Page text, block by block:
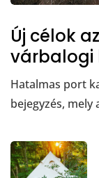
Új célok
várbalogi
Hatalmas port
bejegyzés,